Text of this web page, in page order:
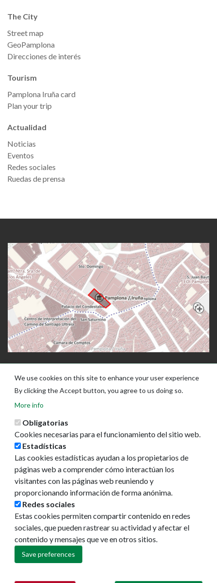
The City
Street map
GeoPamplona
Direcciones de interés
Tourism
Pamplona Iruña card
Plan your trip
Actualidad
Noticias
Eventos
Redes sociales
Ruedas de prensa
Ayuntamiento de Pamplona
Plaza Consistorial, s/n
31001 - Pamplona
948 420 100
pamplona@pamplona.es
Footer
menu
Aviso legal
Política de cookies
Política de privacidad
Accesibilidad
We use cookies on this site to enhance your user experience
By clicking the Accept button, you agree to us doing so.
More info
Obligatorias
Cookies necesarias para el funcionamiento del sitio web.
Estadísticas
Las cookies estadísticas ayudan a los propietarios de
páginas web a comprender cómo interactúan los
visitantes con las páginas web reuniendo y
proporcionando información de forma anónima.
Redes sociales
Estas cookies permiten compartir contenido en redes
sociales, que pueden rastrear su actividad y afectar el
contenido y mensajes que ve en otros sitios.
Save preferences